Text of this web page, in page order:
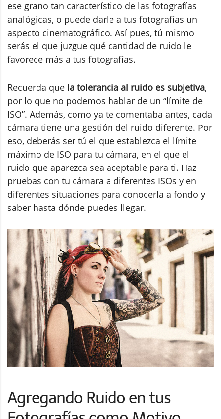
ese grano tan característico de las fotografías
analógicas, o puede darle a tus fotografías un
aspecto cinematográfico. Así pues, tú mismo
serás el que juzgue qué cantidad de ruido le
favorece más a tus fotografías.
Recuerda que la tolerancia al ruido es subjetiva,
por lo que no podemos hablar de un “límite de
ISO”. Además, como ya te comentaba antes, cada
cámara tiene una gestión del ruido diferente. Por
eso, deberás ser tú el que establezca el límite
máximo de ISO para tu cámara, en el que el
ruido que aparezca sea aceptable para ti. Haz
pruebas con tu cámara a diferentes ISOs y en
diferentes situaciones para conocerla a fondo y
saber hasta dónde puedes llegar.
Agregando Ruido en tus